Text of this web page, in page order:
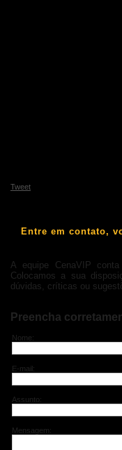
Tweet
Entre em contato,
A equipe CenaVIP
Colocamos a sua
dúvidas, críticas ou
Preencha
Nome:
E-mail:
Assunto:
Mensagem: